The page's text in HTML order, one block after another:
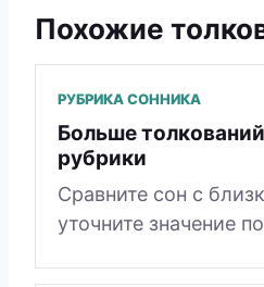
Похожие
РУБРИКА СОННИКА
Больше
рубрики
Сравните сон с
уточните значение